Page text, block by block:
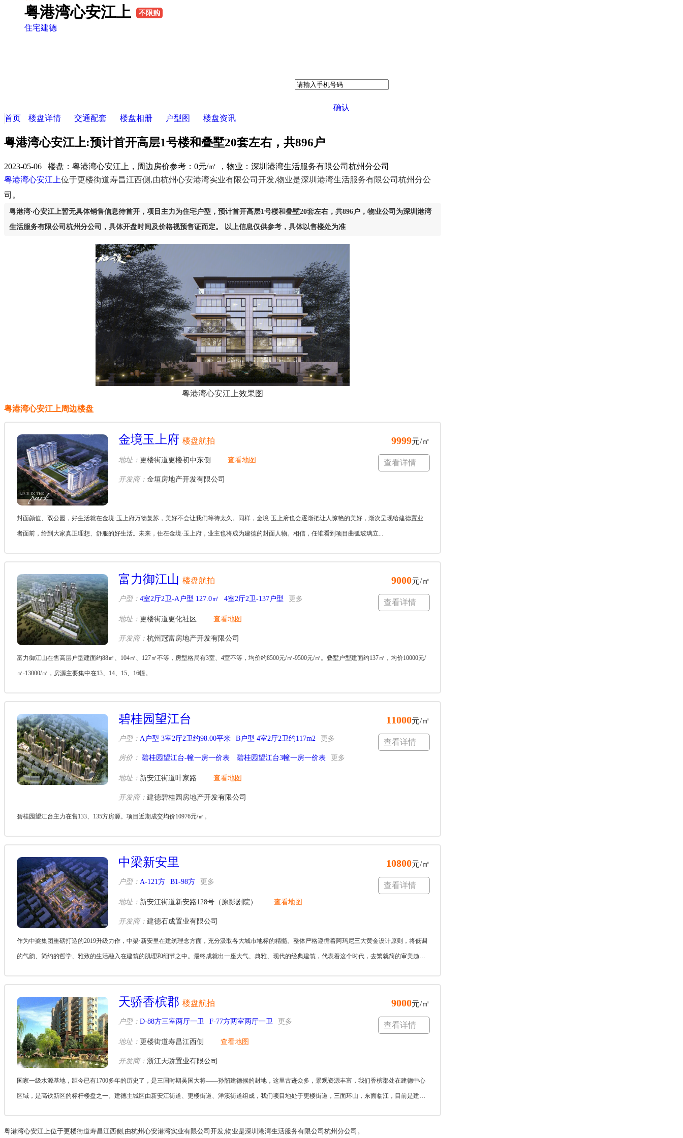
粤港湾心安江上 不限购
住宅建德
确认
首页
楼盘详情 交通配套 楼盘相册 户型图 楼盘资讯
粤港湾心安江上:预计首开高层1号楼和叠墅20套左右，共896户
2023-05-06 楼盘： 粤港湾心安江上，周边房价参考：0元/㎡ ，物业：深圳港湾生活服务有限公司杭州分公司
粤港湾心安江上位于更楼街道寿昌江西侧,由杭州心安港湾实业有限公司开发,物业是深圳港湾生活服务有限公司杭州分公
司。
粤港湾·心安江上暂无具体销售信息待首开，项目主力为住宅户型，预计首开高层1号楼和叠墅20套左右，共896户，物业公司为深圳港湾
生活服务有限公司杭州分公司，具体开盘时间及价格视预售证而定。 以上信息仅供参考，具体以售楼处为准
粤港湾心安江上效果图
粤港湾心安江上周边楼盘
金境玉上府 楼盘航拍
地址： 更楼街道更楼初中东侧 查看地图
开发商： 金垣房地产开发有限公司
9999元/㎡
查看详情
封面颜值、双公园，好生活就在金境·玉上府万物复苏，美好不会让我们等待太久。同样，金境·玉上府也会逐渐把让人惊艳的美好，渐次呈现给建德置业
者面前，给到大家真正理想、舒服的好生活。未来，住在金境·玉上府，业主也将成为建德的封面人物。相信，任谁看到项目曲弧玻璃立...
富力御江山 楼盘航拍
户型： 4室2厅2卫-A户型 127.0㎡ 4室2厅2卫-137户型 更多
地址： 更楼街道更化社区 查看地图
开发商： 杭州冠富房地产开发有限公司
9000元/㎡
查看详情
富力御江山在售高层户型建面约88㎡、104㎡、127㎡不等，房型格局有3室、4室不等，均价约8500元/㎡-9500元/㎡。叠墅户型建面约137㎡，均价10000元/
㎡-13000/㎡，房源主要集中在13、14、15、16幢。
碧桂园望江台
户型： A户型 3室2厅2卫约98.00平米 B户型 4室2厅2卫约117m2 更多
房价： 碧桂园望江台-幢一房一价表 碧桂园望江台3幢一房一价表 更多
地址： 新安江街道叶家路 查看地图
开发商： 建德碧桂园房地产开发有限公司
11000元/㎡
查看详情
碧桂园望江台主力在售133、135方房源。项目近期成交均价10976元/㎡。
中梁新安里
户型： A-121方 B1-98方 更多
地址： 新安江街道新安路128号（原影剧院） 查看地图
开发商： 建德石成置业有限公司
10800元/㎡
查看详情
作为中梁集团重磅打造的2019升级力作，中梁·新安里在建筑理念方面，充分汲取各大城市地标的精髓。整体严格遵循着阿玛尼三大黄金设计原则，将低调
的气韵、简约的哲学、雅致的生活融入在建筑的肌理和细节之中。最终成就出一座大气、典雅、现代的经典建筑，代表着这个时代，去繁就简的审美趋势
天骄香槟郡 楼盘航拍
户型： D-88方三室两厅一卫 F-77方两室两厅一卫 更多
地址： 更楼街道寿昌江西侧 查看地图
开发商： 浙江天骄置业有限公司
9000元/㎡
查看详情
国家一级水源基地，距今已有1700多年的历史了，是三国时期吴国大将——孙韶建德候的封地，这里古迹众多，景观资源丰富，我们香槟郡处在建德中心
区域，是高铁新区的标杆楼盘之一。建德主城区由新安江街道、更楼街道、洋溪街道组成，我们项目地处于更楼街道，三面环山，东面临江，目前是建
粤港湾心安江上位于更楼街道寿昌江西侧,由杭州心安港湾实业有限公司开发,物业是深圳港湾生活服务有限公司杭州分公司。